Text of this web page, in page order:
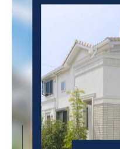
クリヤ
吹田市
錆止め
漆喰工事